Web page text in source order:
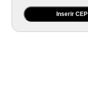
Inserir CEP